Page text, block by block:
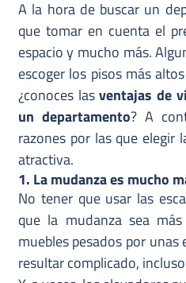
A la hora de buscar un
que tomar en cuenta el
espacio y mucho más.
escoger los pisos más
¿conoces lasventajas de
un departamento? A
razones por las que elegir
atractiva.
1. La mudanza es mucho
No tener que usar las
que la mudanza sea
muebles pesados por unas
resultar complicado,